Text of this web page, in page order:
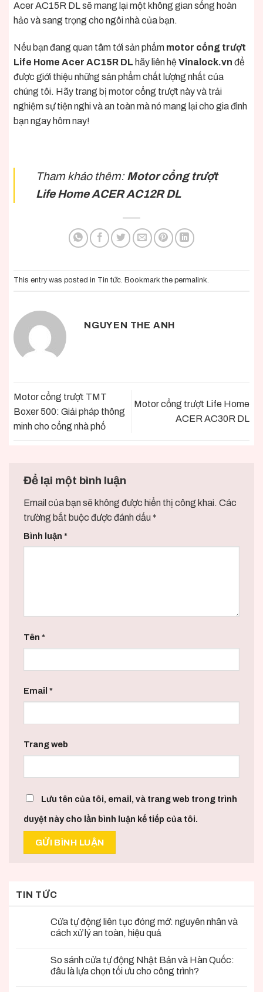
Acer AC15R DL sẽ mang lại một không gian sống hoàn
hảo và sang trọng cho ngôi nhà của bạn.
Nếu bạn đang quan tâm tới sản phẩm motor cổng trượt
Life Home Acer AC15R DL hãy liên hệVinalock.vn để
được giới thiệu những sản phẩm chất lượng nhất của
chúng tôi. Hãy trang bị motor cổng trượt này và trải
nghiệm sự tiện nghi và an toàn mà nó mang lại cho gia đình
bạn ngay hôm nay!
Tham khảo thêm:Motor cổng trượt
Life Home ACER AC12R DL
This entry was posted in Tin tức. Bookmark the permalink.
NGUYEN THE ANH
Motor cổng trượt TMT
Boxer 500: Giải pháp thông
minh cho cổng nhà phố
Motor cổng trượt Life Home
ACER AC30R DL
Để lại một bình luận
Email của bạn sẽ không được hiển thị công khai. Các
trường bắt buộc được đánh dấu *
Bình luận *
Tên *
Email *
Trang web
Lưu tên của tôi, email, và trang web trong trình
duyệt này cho lần bình luận kế tiếp của tôi.
TIN TỨC
Cửa tự động liên tục đóng mở: nguyên nhân và
cách xử lý an toàn, hiệu quả
So sánh cửa tự động Nhật Bản và Hàn Quốc:
đâu là lựa chọn tối ưu cho công trình?